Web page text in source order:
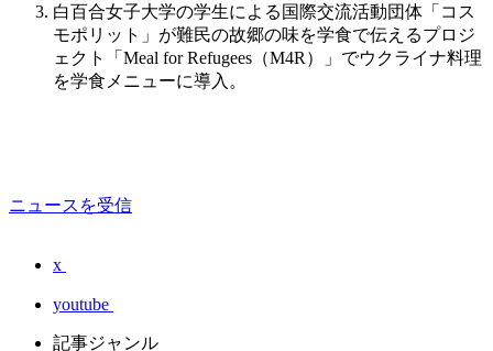
白百合女子大学の学生による国際交流活動団体「コス
モポリット」が難民の故郷の味を学食で伝えるプロジ
ェクト「Meal for Refugees（M4R）」でウクライナ料理
を学食メニューに導入。
ニュースを受信
x
youtube
記事ジャンル